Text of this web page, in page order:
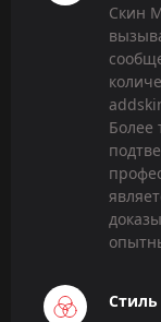
Скин
Более
Стиль